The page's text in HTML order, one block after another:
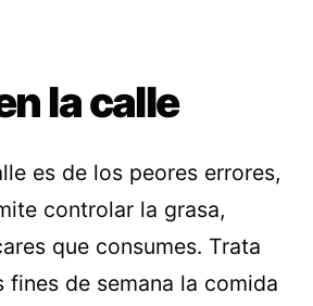
la calle
es de los peores errores,
controlar la grasa,
que consumes. Trata
fines de semana la comida